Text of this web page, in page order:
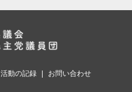
活動の記録 お問い合わせ